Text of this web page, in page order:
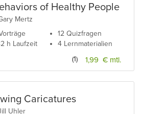
of Healthy People
Mertz
h Laufzeit
12 Quizfragen
4 Lernmaterialien
1,99 € mtl.
(1)
Caricatures
Uhler